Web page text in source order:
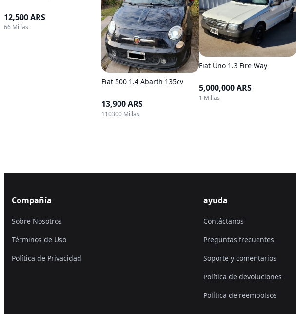
12,500 ARS
66 Millas
Fiat 500 1.4 Abarth 135cv
13,900 ARS
110300 Millas
Fiat Uno 1.3 Fire Way
5,000,000 ARS
1 Millas
Compañía
Sobre Nosotros
Términos de Uso
Política de Privacidad
ayuda
Contáctanos
Preguntas frecuentes
Soporte y comentarios
Política de devoluciones
Política de reembolsos